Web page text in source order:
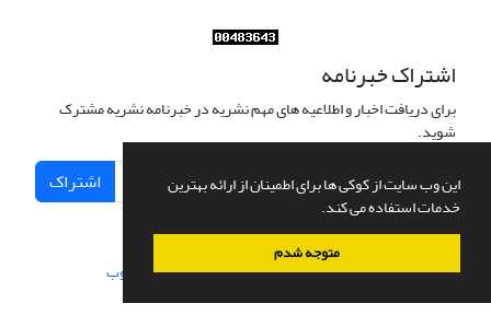
این وب سایت از کوکی ها برای اطمینان از ارائه بهترین
خدمات استفاده می کند.
متوجه شدم
اشتراک خبرنامه
برای دریافت اخبار و اطلاعیه های مهم نشریه در خبرنامه نشریه مشترک
شوید.
اشتراک
سامانه مدیریت نشریات علمی.طراحی و پیاده سازی از سیناوب